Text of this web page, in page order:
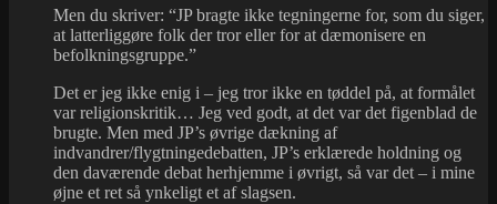
Men du skriver: “JP bragte ikke tegningerne for, som du siger,
at latterliggøre folk der tror eller for at dæmonisere en
befolkningsgruppe.”
Det er jeg ikke enig i – jeg tror ikke en tøddel på, at formålet
var religionskritik… Jeg ved godt, at det var det figenblad de
brugte. Men med JP’s øvrige dækning af
indvandrer/flygtningedebatten, JP’s erklærede holdning og
den daværende debat herhjemme i øvrigt, så var det – i mine
øjne et ret så ynkeligt et af slagsen.